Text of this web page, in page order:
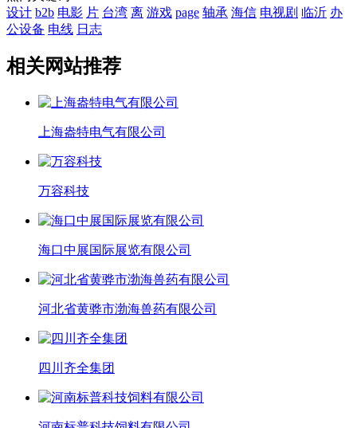
设计 b2b 电影 片 台湾 离 游戏 page 轴承 海信 电视剧 临沂 办
公设备 电线 日志
相关网站推荐
上海盎特电气有限公司
万容科技
海口中展国际展览有限公司
河北省黄骅市渤海兽药有限公司
四川齐全集团